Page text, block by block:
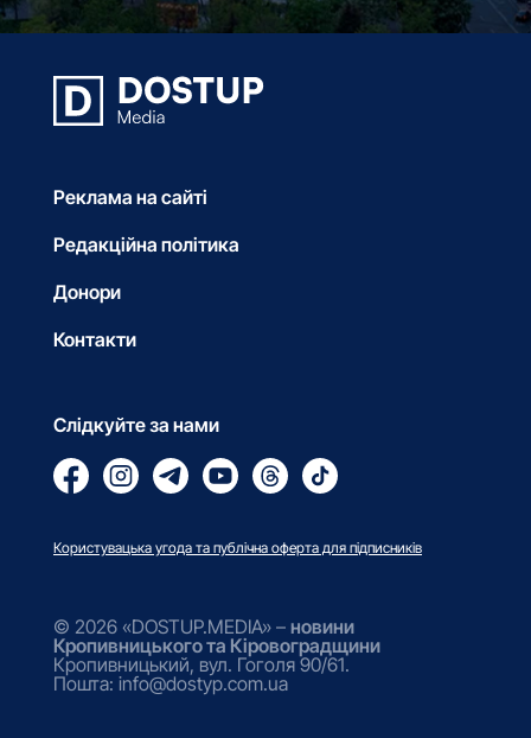
Реклама на сайті
Редакційна політика
Донори
Контакти
Слідкуйте за нами
Користувацька угода та публічна оферта для підписників
© 2026 «DOSTUP.MEDIA» – новини
Кропивницького та Кіровоградщини
Кропивницький, вул. Гоголя 90/61.
Пошта: info@dostyp.com.ua